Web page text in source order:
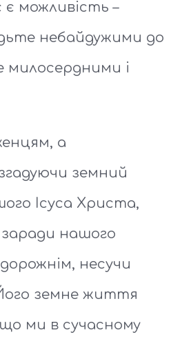
є можливість –
небайдужими до
милосердними і
а
земний
Ісуса Христа,
нашого
несучи
земне життя
ми в сучасному